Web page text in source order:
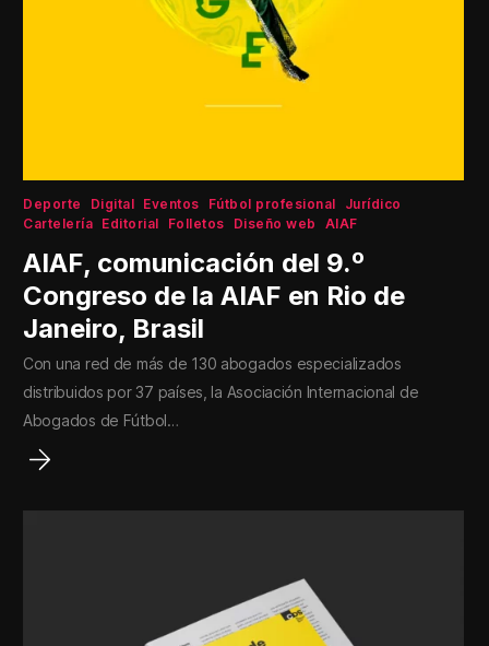
Deporte Digital Eventos Fútbol profesional
Jurídico
Cartelería Editorial Folletos Diseño web AIAF
AIAF, comunicación del 9.º
Congreso de la AIAF en Rio de
Janeiro, Brasil
Con una red de más de 130 abogados especializados
distribuidos por 37 países, la Asociación Internacional de
Abogados de Fútbol…